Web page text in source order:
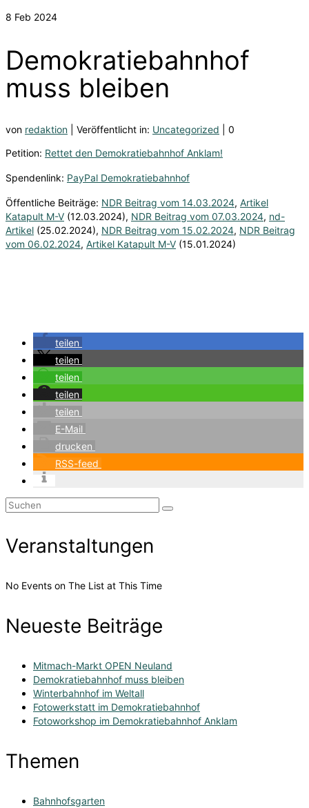
8 Feb 2024
Demokratiebahnhof
muss bleiben
von redaktion Veröffentlicht in: Uncategorized
0
Petition: Rettet den Demokratiebahnhof Anklam!
Spendenlink: PayPal Demokratiebahnhof
Öffentliche Beiträge: NDR Beitrag vom 14.03.2024, Artikel
Katapult M-V (12.03.2024), NDR Beitrag vom 07.03.2024, nd-
Artikel (25.02.2024), NDR Beitrag vom 15.02.2024, NDR Beitrag
vom 06.02.2024, Artikel Katapult M-V (15.01.2024)
teilen
teilen
teilen
teilen
teilen
E-Mail
drucken
RSS-feed
Suchen
Veranstaltungen
No Events on The List at This Time
Neueste Beiträge
Mitmach-Markt OPEN Neuland
Demokratiebahnhof muss bleiben
Winterbahnhof im Weltall
Fotowerkstatt im Demokratiebahnhof
Fotoworkshop im Demokratiebahnhof Anklam
Themen
Bahnhofsgarten